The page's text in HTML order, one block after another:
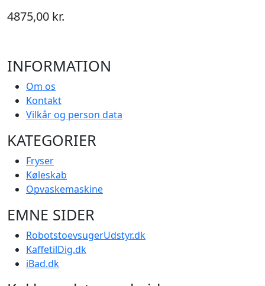
4875,00 kr.
INFORMATION
Om os
Kontakt
Vilkår og person data
KATEGORIER
Fryser
Køleskab
Opvaskemaskine
EMNE SIDER
RobotstoevsugerUdstyr.dk
KaffetilDig.dk
iBad.dk